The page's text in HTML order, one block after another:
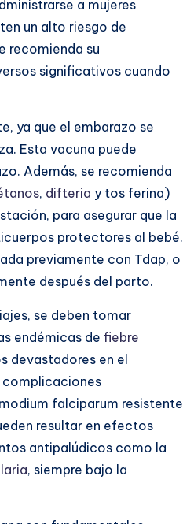
a mujeres
un alto riesgo de
recomienda su
significativos cuando
ya que el embarazo se
Esta vacuna puede
Además, se recomienda
, difteria y tos ferina)
para asegurar que la
protectores al bebé.
previamente con Tdap, o
después del parto.
se deben tomar
endémicas de fiebre
devastadores en el
complicaciones
falciparum resistente
resultar en efectos
antipalúdicos como la
, siempre bajo la